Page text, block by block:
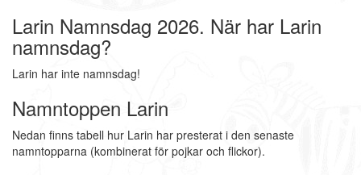
Larin Namnsdag 2026. När har Larin
namnsdag?
Larin har inte namnsdag!
Namntoppen Larin
Nedan finns tabell hur Larin har presterat i den senaste
namntopparna (kombinerat för pojkar och flickor).